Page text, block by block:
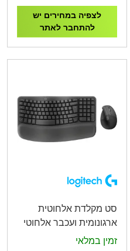
Combo
לצפיה במחירים יש
להתחבר לאתר
סט מקלדת אלחוטית
ארגונומית ועכבר אלחוטי
ארגונומי Logitech Waveזמין במלאי